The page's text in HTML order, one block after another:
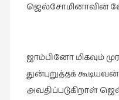
பயணங்கள்
புகைப்படக்கலை
ஜெல்சோமினாவின்
ஜாம்பினோ மிகவும்
துன்புறுத்தக்
அவதிப்படுகிறாள்